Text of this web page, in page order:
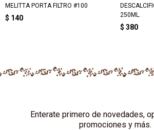
MELITTA PORTA FILTRO #100
$ 140
250ML.
$ 380
Enterate primero de novedades,
promociones y más.